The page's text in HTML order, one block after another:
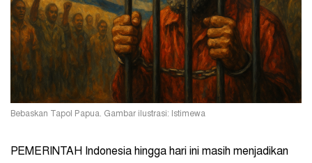
Bebaskan Tapol Papua. Gambar ilustrasi: Istimewa
PEMERINTAH Indonesia hingga hari ini masih menjadikan